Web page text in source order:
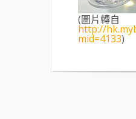
(圖片轉自
http://
mid=4133)